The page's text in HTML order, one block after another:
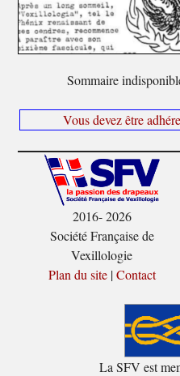
Sommaire
Vous devez être
2016- 2026
Société Française de
Vexillologie
Plan du site|Contact
La SFV est